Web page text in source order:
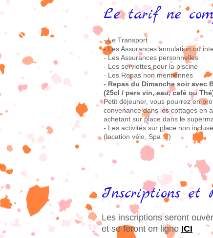
Le tarif ne
- Le Transport
- Les Assurances annulation ou
- Les Assurances personnelles
- Les serviettes pour la piscine
- Les Repas non mentionnés
- Repas du Dimanche soir avec
(25cl / pers vin, eau, café ou
Petit déjeuner, vous pourrez en
convenance dans les cottages en
achetant sur place dans le
- Les activités sur place non
(location vélo, Spa ...)
Inscriptions et
Les inscriptions seront
et se feront en ligne ICI